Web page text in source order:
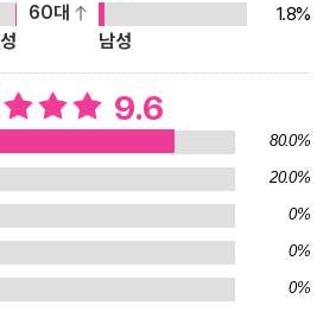
도됨을 체험하게 된다. 즉, 뉴턴이 새로
과정을 함께 체험할 수 있게끔 한 것이 특
케임브리지 학파에 관한 이야기, 케임브
포스 시험 문제도 곁들여 읽는 재미를
학 지식을 꼭 익혀야 하는 이유는 바로 뉴
인력의 법칙을 기하학으로 밝혀내기 때
의 이등분선, 각의 복사, 수직이등분선 등
형의 닮음과 합동 등 중학교 수학에서 배
근 다져간다. 이어서 원뿔을 자르는 방
60대
1.8%
남성
9.6
80.0%
20.0%
0%
0%
0%